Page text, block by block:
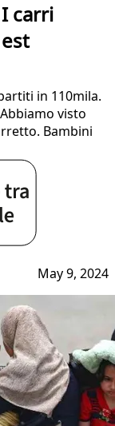
carri
in 110mila.
visto
Bambini
May 9, 2024